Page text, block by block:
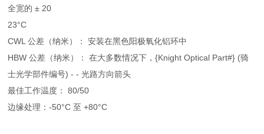
全宽的 ± 20
23°C
CWL 公差（纳米）： 安装在黑色阳极氧化铝环中
HBW 公差（纳米）： 在大多数情况下，{Knight Optical Part#} (骑
士光学部件编号) - - 光路方向箭头
最佳工作温度： 80/50
边缘处理：-50°C 至 +80°C